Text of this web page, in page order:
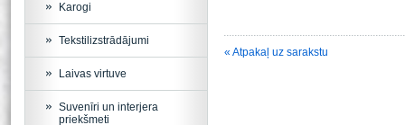
« Atpakaļ uz sarakstu
Karogi
Tekstilizstrādājumi
Laivas virtuve
Suvenīri un interjera
priekšmeti